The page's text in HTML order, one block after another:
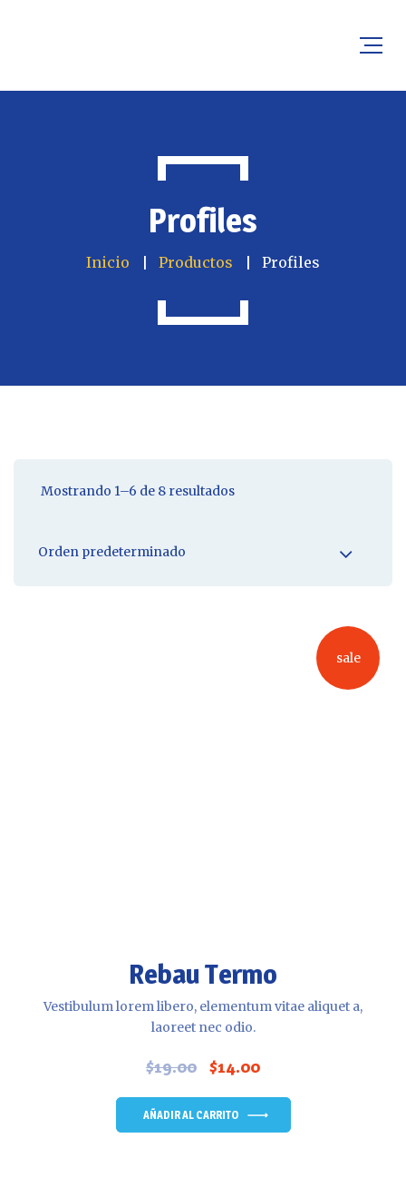
Profiles
Inicio Productos Profiles
Mostrando 1–6 de 8 resultados
sale
Rebau Termo
Vestibulum lorem libero, elementum vitae aliquet a,
laoreet nec odio.
$19.00
El
original
era:
$14.00
es:
AÑADIR AL CARRITO